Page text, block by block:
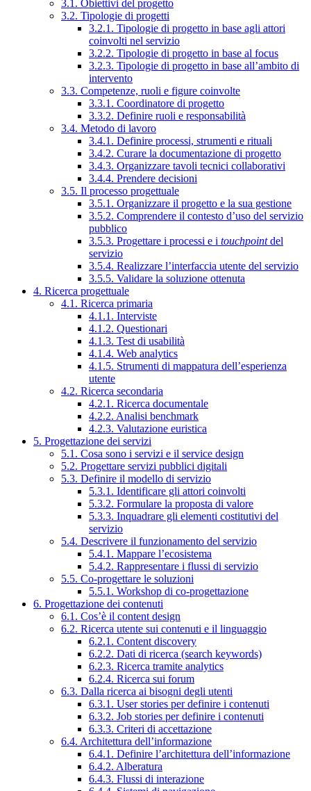
3.1. Obiettivi del progetto
3.2. Tipologie di progetti
3.2.1. Tipologie di progetto in base agli attori
coinvolti nel servizio
3.2.2. Tipologie di progetto in base al focus
3.2.3. Tipologie di progetto in base all’ambito di
intervento
3.3. Competenze, ruoli e figure coinvolte
3.3.1. Coordinatore di progetto
3.3.2. Definire ruoli e responsabilità
3.4. Metodo di lavoro
3.4.1. Definire processi, strumenti e rituali
3.4.2. Curare la documentazione di progetto
3.4.3. Organizzare tavoli tecnici collaborativi
3.4.4. Prendere decisioni
3.5. Il processo progettuale
3.5.1. Organizzare il progetto e la sua gestione
3.5.2. Comprendere il contesto d’uso del servizio
pubblico
3.5.3. Progettare i processi e i touchpointdel
servizio
3.5.4. Realizzare l’interfaccia utente del servizio
3.5.5. Validare la soluzione ottenuta
4. Ricerca progettuale
4.1. Ricerca primaria
4.1.1. Interviste
4.1.2. Questionari
4.1.3. Test di usabilità
4.1.4. Web analytics
4.1.5. Strumenti di mappatura dell’esperienza
utente
4.2. Ricerca secondaria
4.2.1. Ricerca documentale
4.2.2. Analisi benchmark
4.2.3. Valutazione euristica
5. Progettazione dei servizi
5.1. Cosa sono i servizi e il service design
5.2. Progettare servizi pubblici digitali
5.3. Definire il modello di servizio
5.3.1. Identificare gli attori coinvolti
5.3.2. Formulare la proposta di valore
5.3.3. Inquadrare gli elementi costitutivi del
servizio
5.4. Descrivere il funzionamento del servizio
5.4.1. Mappare l’ecosistema
5.4.2. Rappresentare i flussi di servizio
5.5. Co-progettare le soluzioni
5.5.1. Workshop di co-progettazione
6. Progettazione dei contenuti
6.1. Cos’è il content design
6.2. Ricerca utente sui contenuti e il linguaggio
6.2.1. Content discovery
6.2.2. Dati di ricerca (search keywords)
6.2.3. Ricerca tramite analytics
6.2.4. Ricerca sui forum
6.3. Dalla ricerca ai bisogni degli utenti
6.3.1. User stories per definire i contenuti
6.3.2. Job stories per definire i contenuti
6.3.3. Criteri di accettazione
6.4. Architettura dell’informazione
6.4.1. Definire l’architettura dell’informazione
6.4.2. Alberatura
6.4.3. Flussi di interazione